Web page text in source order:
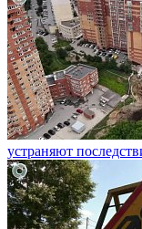
устраняют